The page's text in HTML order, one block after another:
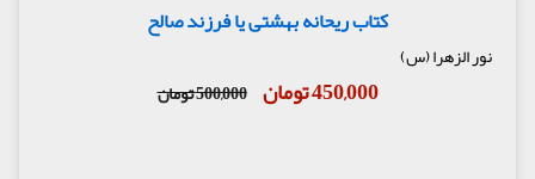
کتاب ریحانه بهشتی یا فرزند صالح
نور الزهرا (س)
450,000 تومان 500,000 تومان